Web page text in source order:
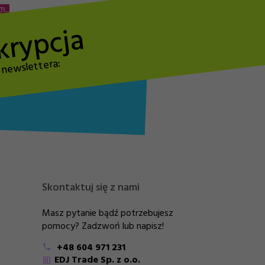
Skontaktuj się z nami
Masz pytanie bądź potrzebujesz
pomocy? Zadzwoń lub napisz!
+48 604 971 231
EDJ Trade Sp. z o.o.